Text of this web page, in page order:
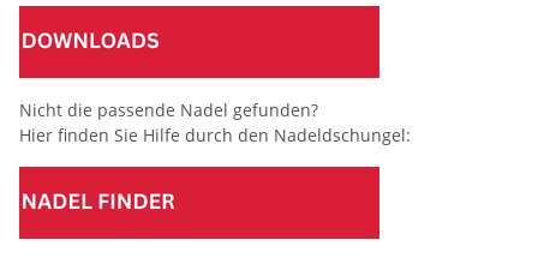
Nicht die passende Nadel gefunden?
Hier finden Sie Hilfe durch den Nadeldschungel: